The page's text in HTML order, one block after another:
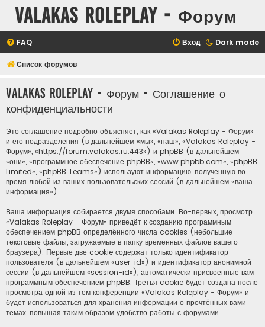
Valakas Roleplay - Форум
Dark mode
FAQ Вход
Список форумов
Valakas Roleplay - Форум - Соглашение о
конфиденциальности
Это соглашение подробно объясняет, как «Valakas Roleplay - Форум»
и его подразделения (в дальнейшем «мы», «наш», «Valakas Roleplay -
Форум», «https://forum.valakas.ru:443») и phpBB (в дальнейшем
«они», «программное обеспечение phpBB», «www.phpbb.com», «phpBB
Limited», «phpBB Teams») используют информацию, полученную во
время любой из ваших пользовательских сессий (в дальнейшем «ваша
информация»).
Ваша информация собирается двумя способами. Во-первых, просмотр
«Valakas Roleplay - Форум» приведёт к созданию программным
обеспечением phpBB определённого числа cookies (небольшие
текстовые файлы, загружаемые в папку временных файлов вашего
браузера). Первые две cookie содержат только идентификатор
пользователя (в дальнейшем «user-id») и идентификатор анонимной
сессии (в дальнейшем «session-id»), автоматически присвоенные вам
программным обеспечением phpBB. Третья cookie будет создана после
просмотра одной из тем конференции «Valakas Roleplay - Форум» и
будет использоваться для хранения информации о прочтённых вами
темах, повышая таким образом удобство работы с форумами.